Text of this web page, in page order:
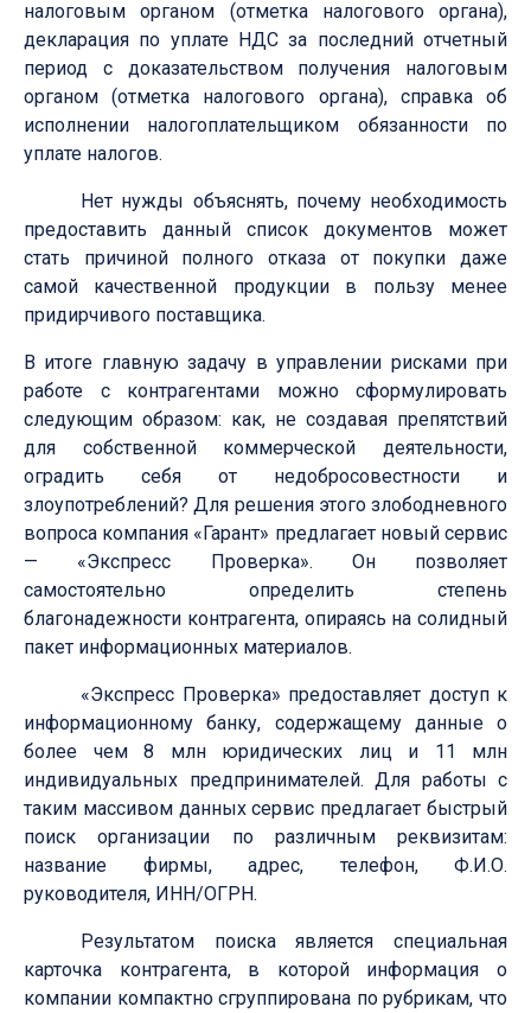
налоговым органом (отметка налогового органа),
декларация по уплате НДС за последний отчетный
период с доказательством получения налоговым
органом (отметка налогового органа), справка об
исполнении налогоплательщиком обязанности по
уплате налогов.
Нет нужды объяснять, почему необходимость
предоставить данный список документов может
стать причиной полного отказа от покупки даже
самой качественной продукции в пользу менее
придирчивого поставщика.
В итоге главную задачу в управлении рисками при
работе с контрагентами можно сформулировать
следующим образом: как, не создавая препятствий
для собственной коммерческой деятельности,
оградить себя от недобросовестности и
злоупотреблений? Для решения этого злободневного
вопроса компания «Гарант» предлагает новый сервис
— «Экспресс Проверка». Он позволяет
самостоятельно определить степень
благонадежности контрагента, опираясь на солидный
пакет информационных материалов.
«Экспресс Проверка» предоставляет доступ к
информационному банку, содержащему данные о
более чем 8 млн юридических лиц и 11 млн
индивидуальных предпринимателей. Для работы с
таким массивом данных сервис предлагает быстрый
поиск организации по различным реквизитам:
название фирмы, адрес, телефон, Ф.И.О.
руководителя, ИНН/ОГРН.
Результатом поиска является специальная
карточка контрагента, в которой информация о
компании компактно сгруппирована по рубрикам, что